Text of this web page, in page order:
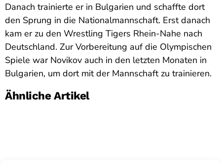
Danach trainierte er in Bulgarien und schaffte dort
den Sprung in die Nationalmannschaft. Erst danach
kam er zu den Wrestling Tigers Rhein-Nahe nach
Deutschland. Zur Vorbereitung auf die Olympischen
Spiele war Novikov auch in den letzten Monaten in
Bulgarien, um dort mit der Mannschaft zu trainieren.
Ähnliche Artikel